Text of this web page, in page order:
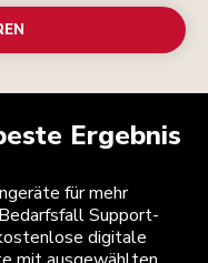
Ergebnis
für mehr
Support-
digitale